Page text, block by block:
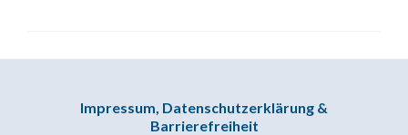
Impressum, Datenschutzerklärung &
Barrierefreiheit